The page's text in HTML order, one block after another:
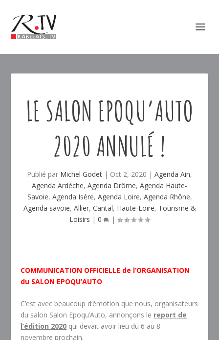
LE SALON EPOQU’AUTO
2020 ANNULÉ !
Publié par Michel Godet | Oct 2, 2020 | Agenda Ain,
Agenda Ardèche, Agenda Drôme, Agenda Haute-
Savoie, Agenda Isère, Agenda Loire, Agenda Rhône,
Agenda savoie, Allier, Cantal, Haute-Loire, Tourisme &
Loisirs | 0 |
COMMUNICATION OFFICIELLE de l’ORGANISATION
du SALON EPOQU’AUTO
C’est avec beaucoup d’émotion que nous, organisateurs
du salon Salon Epoqu’Auto, annonçons le report de
l’édition 2020 qui devait avoir lieu du 6 au 8
novembre prochain.